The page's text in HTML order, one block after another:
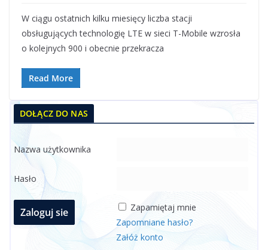
W ciągu ostatnich kilku miesięcy liczba stacji
obsługujących technologię LTE w sieci T-Mobile wzrosła
o kolejnych 900 i obecnie przekracza
Read More
DOŁĄCZ DO NAS
Nazwa użytkownika
Hasło
Zapamiętaj mnie
Zapomniane hasło?
Załóż konto